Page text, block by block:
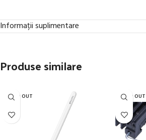
Informații suplimentare
Produse similare
SOLD OUT SOLD OUT